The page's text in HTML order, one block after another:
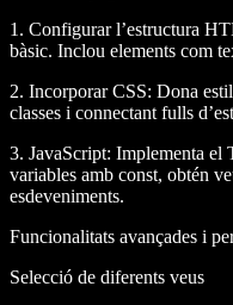
1. Configurar l’estructura
bàsic. Inclou elements com
2. Incorporar CSS: Dona
classes i connectant fulls
3. JavaScript: Implementa el
variables amb const, obtén
esdeveniments.
Funcionalitats avançades i
Selecció de diferents veus